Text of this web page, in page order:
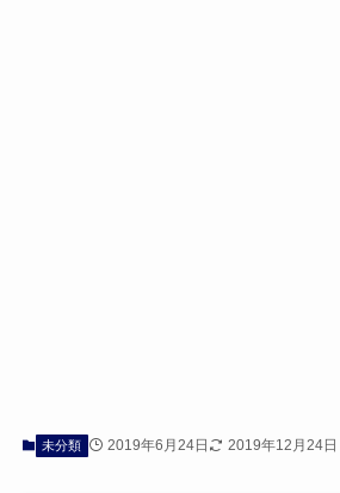
未分類 2019年6月24日 2019年12月24日